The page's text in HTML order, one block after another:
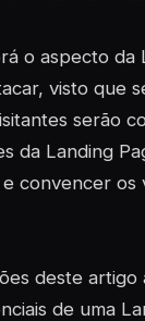
o aspecto da
visto que
serão
da Landing
convencer os
deste
de uma